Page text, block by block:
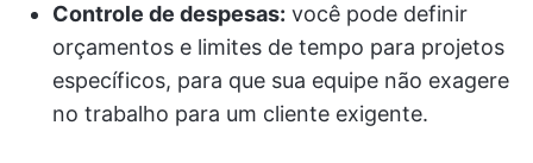
Controle de despesas: você pode definir
orçamentos e limites de tempo para projetos
específicos, para que sua equipe não exagere
no trabalho para um cliente exigente.